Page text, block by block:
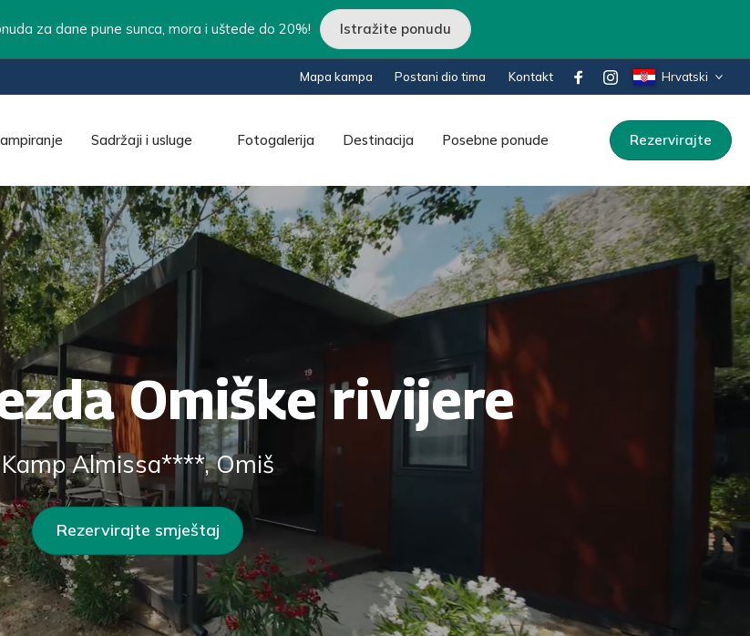
za dane pune sunca, mora i uštede do 20%! Istražite ponudu
Mapa kampa Postani dio tima Kontakt Hrvatski
Sadržaji i usluge Fotogalerija Destinacija Posebne ponude Rezervirajte
Omiške rivijere
Kamp Almissa****, Omiš
Rezervirajte smještaj